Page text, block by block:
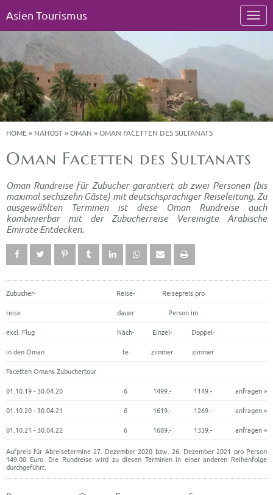
Asien Tourismus
HOME» NAHOST»OMAN »OMAN FACETTEN DES SULTANATS
Oman Facetten des Sultanats
Oman Rundreise für Zubucher garantiert ab zwei Personen (bis
maximal sechszehn Gäste) mit deutschsprachiger Reiseleitung. Zu
ausgewählten Terminen ist diese Oman Rundreise auch
kombinierbar mit der Zubucherreise Vereinigte Arabische
Emirate Entdecken.
Zubucher- Reise-
Reisepreis pro
reise
dauer
Person im
excl. Flug
Näch- Einzel-
Doppel-
in den Oman
te zimmer
zimmer
Facetten Omans Zubuchertour
01.10.19 - 30.04.20
6 1499.- 1149.-
anfragen »
01.10.20 - 30.04.21
6 1619.- 1269.-
anfragen »
01.10.21 - 30.04.22
6 1689.- 1339.- anfragen »
Aufpreis für Abreisetermine 27. Dezember 2020 bzw. 26. Dezember 2021 pro Person
149.00 Euro. Die Rundreise wird zu diesen Terminen in einer anderen Reihenfolge
durchgeführt.